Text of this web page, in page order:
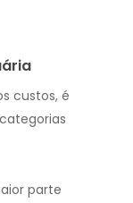
custos, é
parte